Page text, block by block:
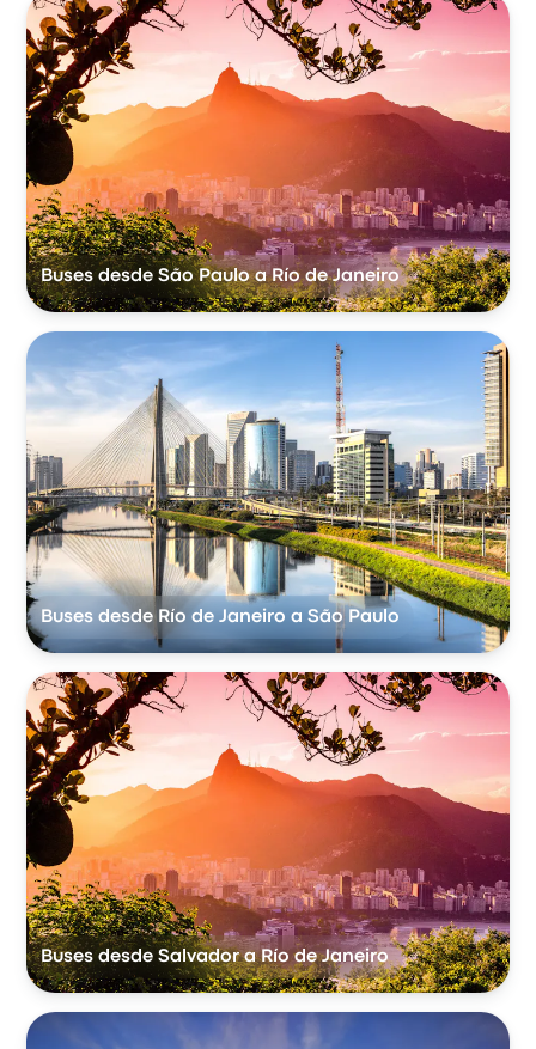
Buses desde São Paulo a Río de Janeiro
Buses desde Río de Janeiro a São Paulo
Buses desde Salvador a Río de Janeiro